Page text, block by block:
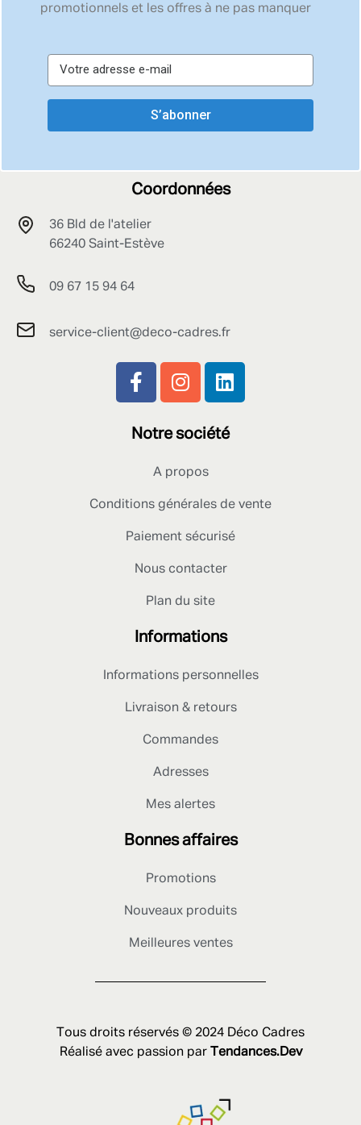
promotionnels et les offres à ne pas manquer
S’abonner
Coordonnées
36 Bld de l'atelier
66240 Saint-Estève
09 67 15 94 64
service-client@deco-cadres.fr
Notre société
A propos
Conditions générales de vente
Paiement sécurisé
Nous contacter
Plan du site
Informations
Informations personnelles
Livraison & retours
Commandes
Adresses
Mes alertes
Bonnes affaires
Promotions
Nouveaux produits
Meilleures ventes
Tous droits réservés © 2024 Déco Cadres
Réalisé avec passion par
Tendances.Dev